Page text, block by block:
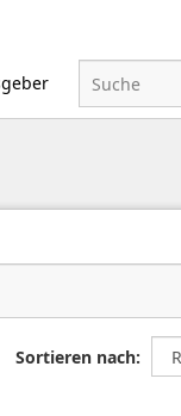
Sortieren nach